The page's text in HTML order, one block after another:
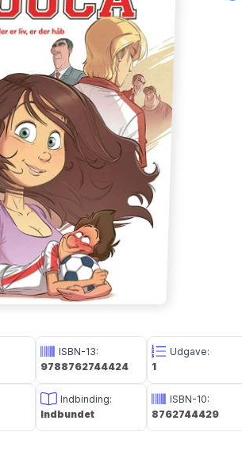
ISBN-13:
9788762744424
Indbinding:
Indbundet
Udgave:
1
ISBN-10:
8762744429